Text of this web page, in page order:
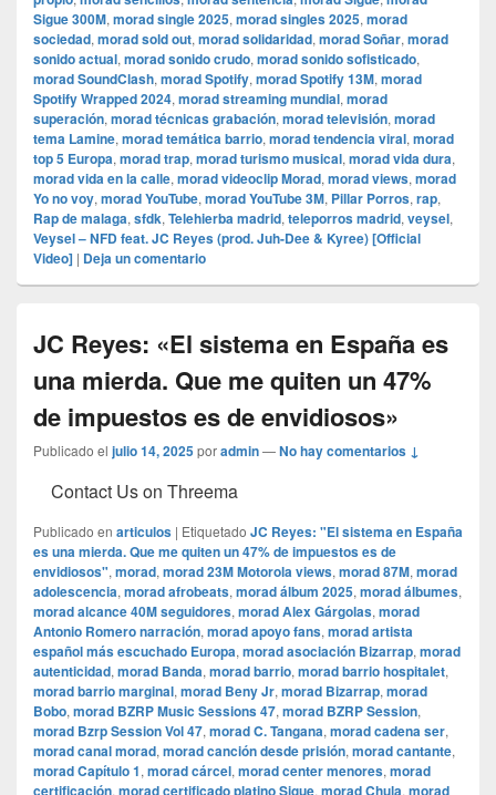
Sigue 300M, morad single 2025, morad singles 2025, morad
sociedad, morad sold out, morad solidaridad, morad Soñar, morad
sonido actual, morad sonido crudo, morad sonido sofisticado,
morad SoundClash, morad Spotify, morad Spotify 13M, morad
Spotify Wrapped 2024, morad streaming mundial, morad
superación, morad técnicas grabación, morad televisión, morad
tema Lamine, morad temática barrio, morad tendencia viral, morad
top 5 Europa, morad trap, morad turismo musical, morad vida dura,
morad vida en la calle, morad videocli‏p Morad, morad views, morad
Yo no voy, morad YouTube, morad YouTube 3M, Pillar Porros, rap,
Rap de malaga, sfdk, Telehierba madrid, teleporros madrid, veysel,
Veysel – NFD feat. JC Reyes (prod. Juh-Dee & Kyree) [Official
Video] | Deja un comentario
JC Reyes: «El sistema en España es
una mierda. Que me quiten un 47%
de impuestos es de envidiosos»
Publicado el julio 14, 2025poradmin—No hay comentarios ↓
Contact Us on Threema
Publicado en articulos | Etiquetado JC Reyes: "El sistema en España
es una mierda. Que me quiten un 47% de impuestos es de
envidiosos", morad, morad 23M Motorola views, morad 87M, morad
adolescencia, morad afrobeats, morad álbum 2025, morad álbumes,
morad alcance 40M seguidores, morad Alex Gárgolas, morad
Antonio Romero narración, morad apoyo fans, morad artista
español más escuchado Europa, morad asociación Bizarrap, morad
autenticidad, morad Banda, morad barrio, morad barrio hospitalet,
morad barrio marginal, morad Beny Jr, morad Bizarrap, morad
Bobo, morad BZRP Music Sessions 47, morad BZRP Session,
morad Bzrp Session Vol 47, morad C. Tangana, morad cadena ser,
morad canal morad, morad canción desde prisión, morad cantante,
morad Capítulo 1, morad cárcel, morad center menores, morad
certificación, morad certificado platino Sigue, morad Chula, morad